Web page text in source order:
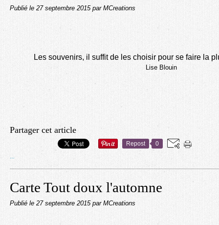
Publié le 27 septembre 2015 par MCreations
Les souvenirs, il suffit de les choisir pour se faire la
Lise Blouin
Partager cet article
Repost 0
Carte Tout doux l'automne
Publié le 27 septembre 2015 par MCreations